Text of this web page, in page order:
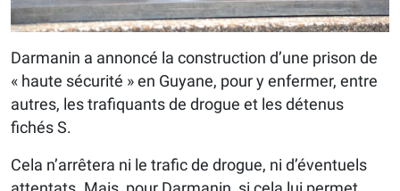
Darmanin a annoncé la construction d’une prison de
« haute sécurité » en Guyane, pour y enfermer, entre
autres, les trafiquants de drogue et les détenus
fichés S.
Cela n’arrêtera ni le trafic de drogue, ni d’éventuels